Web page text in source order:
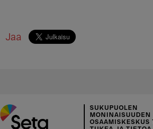
Jaa
SUKUPUOLEN
MONINAISUUDEN
OSAAMISKESKUS